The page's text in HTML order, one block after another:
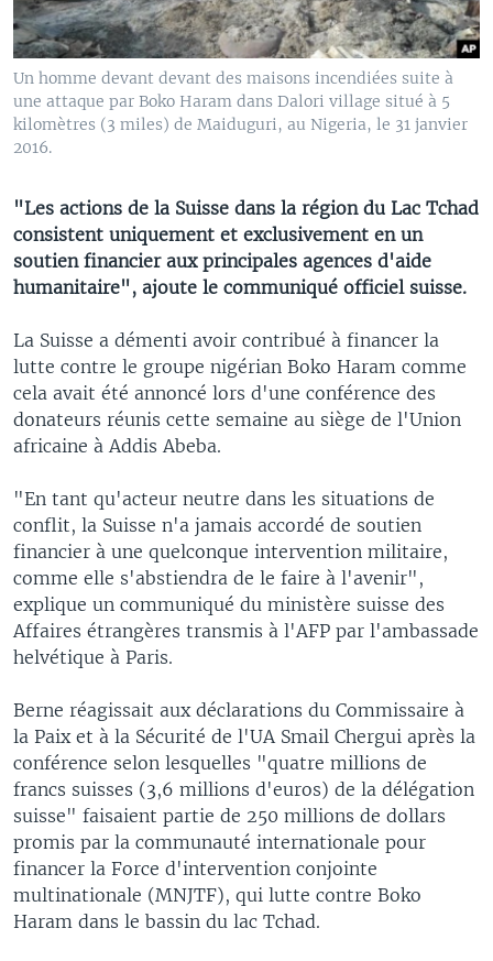
Un homme devant devant des maisons incendiées suite à
une attaque par Boko Haram dans Dalori village situé à 5
kilomètres (3 miles) de Maiduguri, au Nigeria, le 31 janvier
2016.
"Les actions de la Suisse dans la région du Lac Tchad
consistent uniquement et exclusivement en un
soutien financier aux principales agences d'aide
humanitaire", ajoute le communiqué officiel suisse.
La Suisse a démenti avoir contribué à financer la
lutte contre le groupe nigérian Boko Haram comme
cela avait été annoncé lors d'une conférence des
donateurs réunis cette semaine au siège de l'Union
africaine à Addis Abeba.
"En tant qu'acteur neutre dans les situations de
conflit, la Suisse n'a jamais accordé de soutien
financier à une quelconque intervention militaire,
comme elle s'abstiendra de le faire à l'avenir",
explique un communiqué du ministère suisse des
Affaires étrangères transmis à l'AFP par l'ambassade
helvétique à Paris.
Berne réagissait aux déclarations du Commissaire à
la Paix et à la Sécurité de l'UA Smail Chergui après la
conférence selon lesquelles "quatre millions de
francs suisses (3,6 millions d'euros) de la délégation
suisse" faisaient partie de 250 millions de dollars
promis par la communauté internationale pour
financer la Force d'intervention conjointe
multinationale (MNJTF), qui lutte contre Boko
Haram dans le bassin du lac Tchad.